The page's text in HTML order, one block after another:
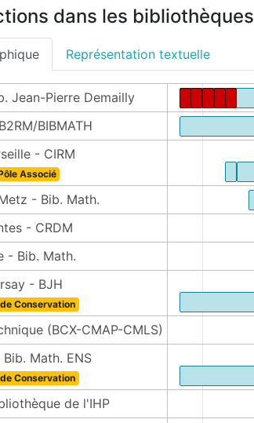
dans les bibliothèques
Représentation textuelle
Jean-Pierre Demailly
BIBMATH
- CIRM
Associé
- Bib. Math.
- CRDM
- Bib. Math.
- BJH
Conservation
(BCX-CMAP-CMLS)
Math. ENS
Conservation
de l'IHP